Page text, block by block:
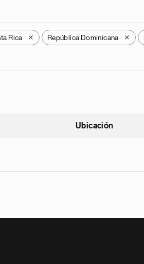
Rica X República Dominicana X
Ubicación